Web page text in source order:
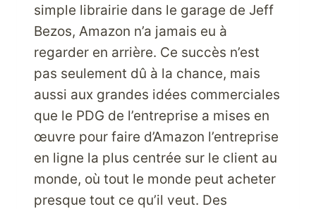
simple librairie dans le garage de Jeff
Bezos, Amazon n’a jamais eu à
regarder en arrière. Ce succès n’est
pas seulement dû à la chance, mais
aussi aux grandes idées commerciales
que le PDG de l’entreprise a mises en
œuvre pour faire d’Amazon l’entreprise
en ligne la plus centrée sur le client au
monde, où tout le monde peut acheter
presque tout ce qu’il veut. Des